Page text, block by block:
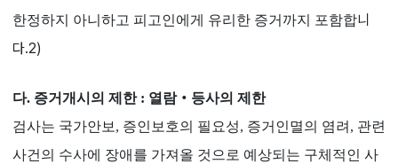
한정하지 아니하고 피고인에게 유리한 증거까지 포함합니
다.2)
다. 증거개시의 제한 : 열람‧등사의 제한
검사는 국가안보, 증인보호의 필요성, 증거인멸의 염려, 관련
사건의 수사에 장애를 가져올 것으로 예상되는 구체적인 사